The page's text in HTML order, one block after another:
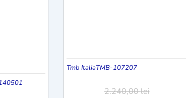
Tmb ItaliaTMB-107207
2.240,00lei